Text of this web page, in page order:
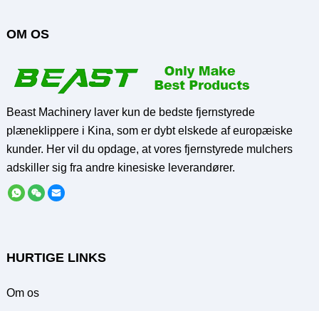
OM OS
Beast Machinery laver kun de bedste fjernstyrede
plæneklippere i Kina, som er dybt elskede af europæiske
kunder. Her vil du opdage, at vores fjernstyrede mulchers
adskiller sig fra andre kinesiske leverandører.
HURTIGE LINKS
Om os